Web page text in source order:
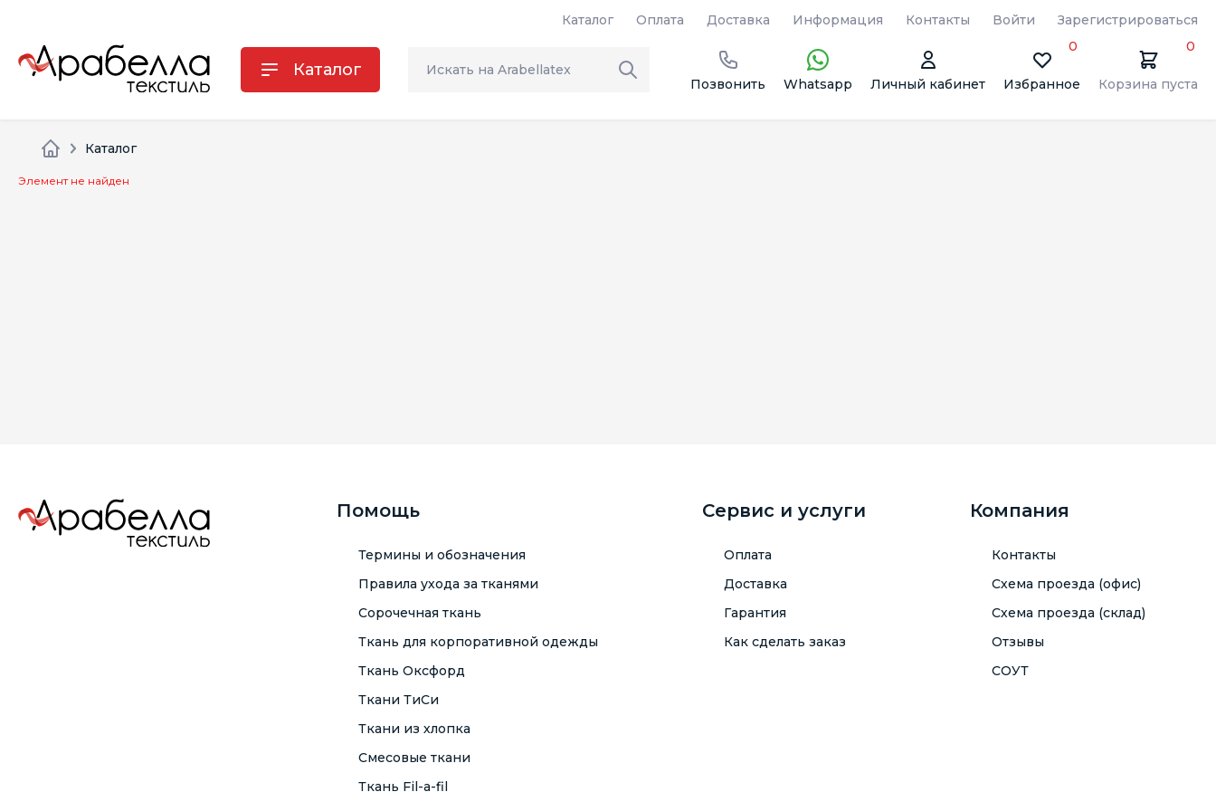
Каталог Оплата Доставка Информация Контакты Войти Зарегистрироваться
Каталог
Позвонить Whatsapp Личный кабинет Избранное
0
Корзина пуста
0
Каталог
Элемент не найден
Помощь
Термины и обозначения
Правила ухода за тканями
Сорочечная ткань
Ткань для корпоративной одежды
Ткань Оксфорд
Ткани ТиСи
Ткани из хлопка
Смесовые ткани
Ткань Fil-a-fil
Сервис и услуги
Оплата
Доставка
Гарантия
Как сделать заказ
Компания
Контакты
Схема проезда (офис)
Схема проезда (склад)
Отзывы
СОУТ